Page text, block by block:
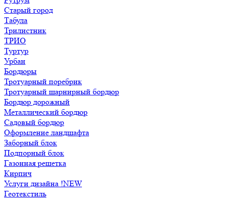
Старый город
Табула
Трилистник
ТРИО
Туртур
Урбан
Бордюры
Тротуарный поребрик
Тротуарный шарнирный бордюр
Бордюр дорожный
Металлический бордюр
Садовый бордюр
Оформление ландшафта
Заборный блок
Подпорный блок
Газонная решетка
Кирпич
Услуги дизайна !NEW
Геотекстиль